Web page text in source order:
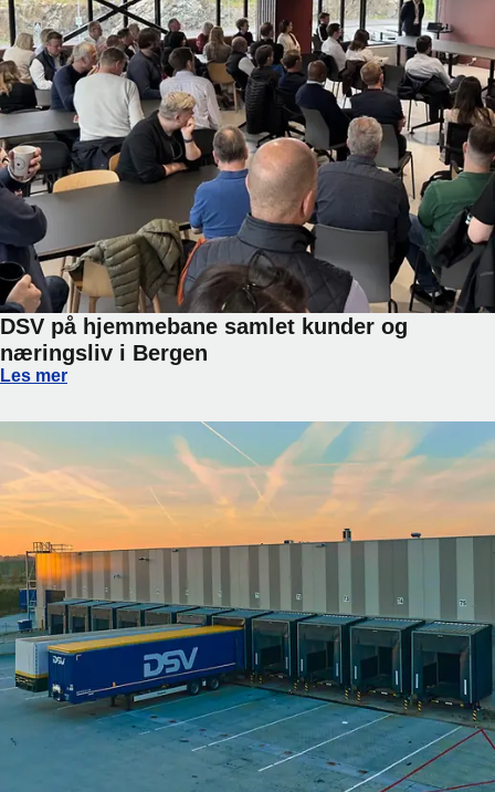
DSV på hjemmebane samlet kunder og
næringsliv i Bergen
DSV på hjemmebane samlet kunder og næringsliv i Bergen
Les mer